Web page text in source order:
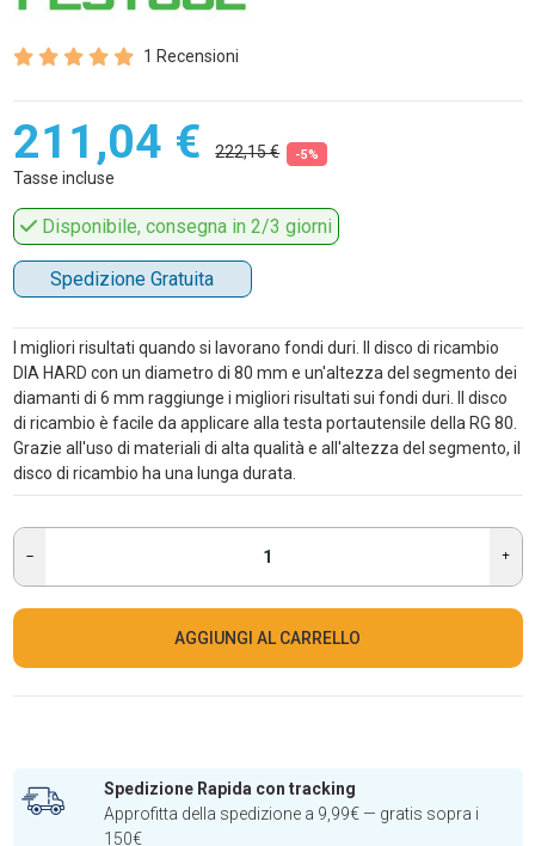
1 Recensioni
211,04 € 222,15 € -5%
Tasse incluse
Disponibile, consegna in 2/3 giorni
Spedizione Gratuita
I migliori risultati quando si lavorano fondi duri. Il disco di ricambio
DIA HARD con un diametro di 80 mm e un'altezza del segmento dei
diamanti di 6 mm raggiunge i migliori risultati sui fondi duri. Il disco
di ricambio è facile da applicare alla testa portautensile della RG 80.
Grazie all'uso di materiali di alta qualità e all'altezza del segmento, il
disco di ricambio ha una lunga durata.
AGGIUNGI AL CARRELLO
Spedizione Rapida con tracking
Approfitta della spedizione a 9,99€ — gratis sopra i
150€